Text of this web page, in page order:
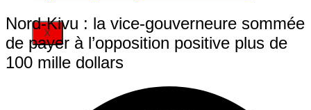
X
Nord-Kivu : la vice-gouverneure sommée
de payer à l’opposition positive plus de
100 mille dollars